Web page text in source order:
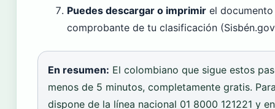
Puedes descargar o imprimir el
comprobante de tu clasificación
En resumen: El colombiano que sigue estos
menos de 5 minutos, completamente gratis.
dispone de la línea nacional 01 8000 121221 y